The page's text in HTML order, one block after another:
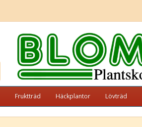
Fruktträd Häckplantor Lövträd